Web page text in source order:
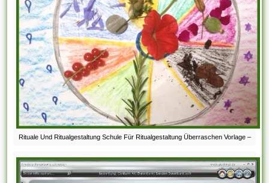
Rituale Und Ritualgestaltung Schule Für Ritualgestaltung Überraschen Vorlage –